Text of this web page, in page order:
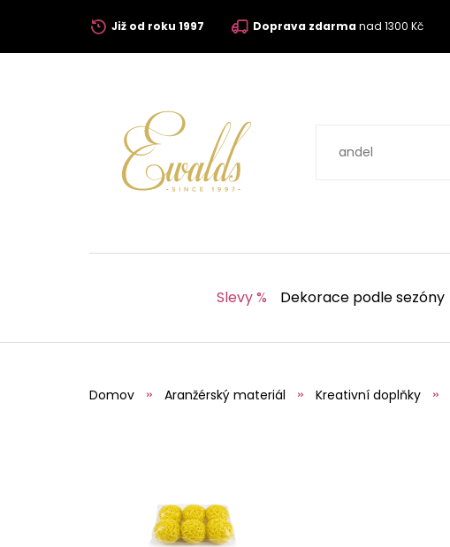
Již od roku 1997 Doprava zdarmanad 1300 Kč
Slevy % Dekorace podle sezóny
Domov Aranžérský materiál Kreativní doplňky